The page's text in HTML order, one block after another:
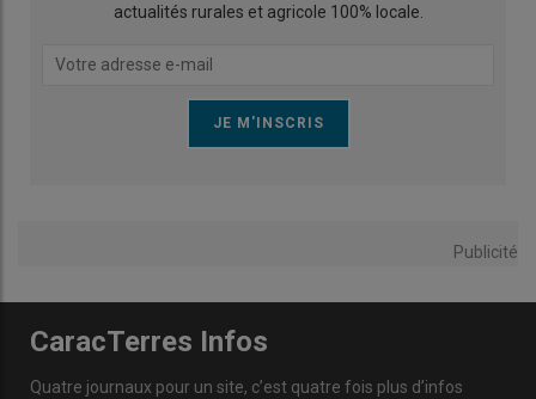
actualités rurales et agricole 100% locale.
Publicité
CaracTerres Infos
Quatre journaux pour un site, c’est quatre fois plus d’infos